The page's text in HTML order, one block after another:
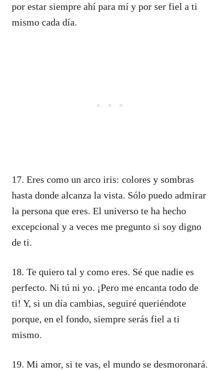
por estar siempre ahí para mí y por ser fiel a ti
mismo cada día.
17. Eres como un arco iris: colores y sombras
hasta donde alcanza la vista. Sólo puedo admirar
la persona que eres. El universo te ha hecho
excepcional y a veces me pregunto si soy digno
de ti.
18. Te quiero tal y como eres. Sé que nadie es
perfecto. Ni tú ni yo. ¡Pero me encanta todo de
ti! Y, si un día cambias, seguiré queriéndote
porque, en el fondo, siempre serás fiel a ti
mismo.
19. Mi amor, si te vas, el mundo se desmoronará.